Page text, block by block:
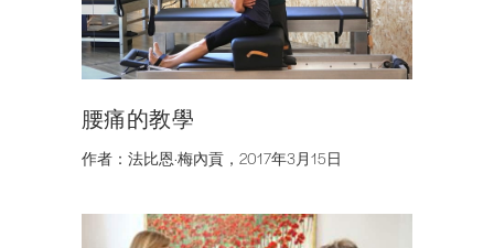
腰痛的教學
作者：法比恩·梅內貢，2017年3月15日